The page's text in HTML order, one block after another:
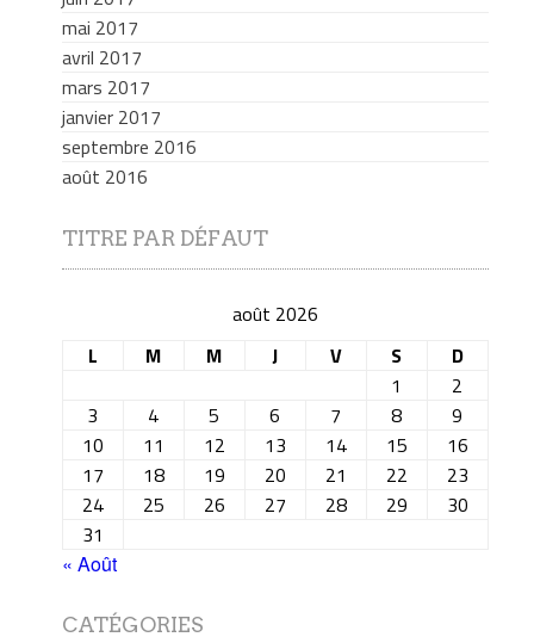
mai 2017
avril 2017
mars 2017
janvier 2017
septembre 2016
août 2016
TITRE PAR DÉFAUT
août 2026
L
M M J V S
D
1
2
3
4 5 6 7 8
9
10
11 12 13 14 15
16
17
18 19 20 21 22
23
24
25 26 27 28 29
30
31
« Août
CATÉGORIES